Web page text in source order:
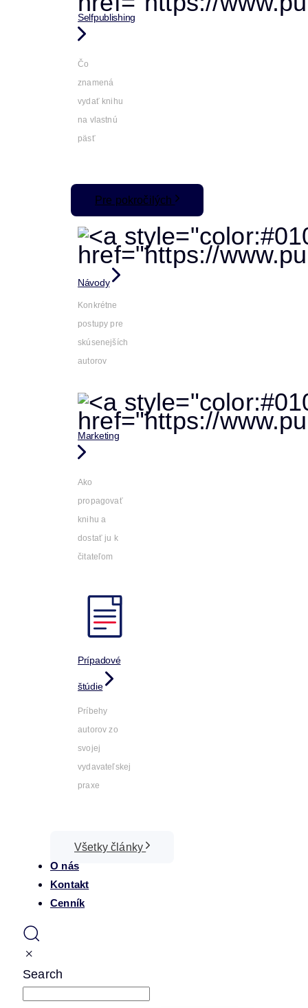
Selfpublishing
Čo
znamená
vydať knihu
na vlastnú
päsť
Pre pokročilých
Návody
Konkrétne
postupy pre
skúsenejších
autorov
Marketing
Ako
propagovať
knihu a
dostať ju k
čitateľom
Prípadové
štúdie
Príbehy
autorov zo
svojej
vydavateľskej
praxe
Všetky články
O nás
Kontakt
Cenník
Search